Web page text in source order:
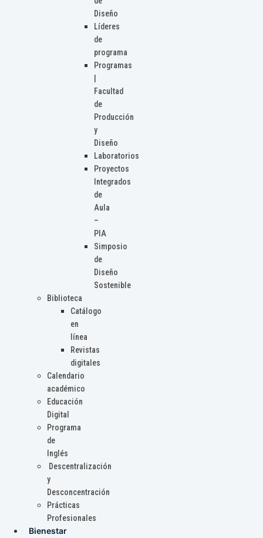
Diseño
Líderes
de
programa
Programas
Facultad
de
Producción
y
Diseño
Laboratorios
Proyectos
Integrados
de
Aula
–
PIA
Simposio
de
Diseño
Sostenible
Biblioteca
Catálogo
en
línea
Revistas
digitales
Calendario
académico
Educación
Digital
Programa
de
Inglés
Descentralización
y
Desconcentración
Prácticas
Profesionales
Bienestar